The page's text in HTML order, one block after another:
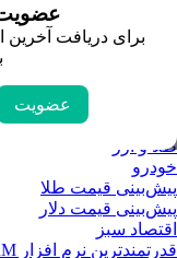
عضویت
برای دریافت آخرین
عضویت
قیمت درهم امارات
لحظه تحویل سال
داغ‌ترین‌های اقتصادی
طلا و ارز
خودرو
پیش‌بینی قیمت طلا
پیش‌بینی قیمت دلار
اقتصاد سبز
قدرتمندترین نرم‌ افزار CRM در ایران